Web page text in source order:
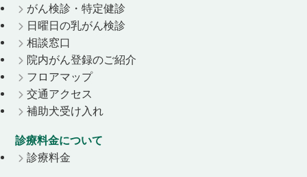
がん検診・特定健診
日曜日の乳がん検診
相談窓口
院内がん登録のご紹介
フロアマップ
交通アクセス
補助犬受け入れ
診療料金について
診療料金